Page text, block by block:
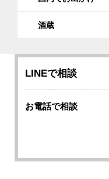
酒蔵
LINEで相談
お電話で相談